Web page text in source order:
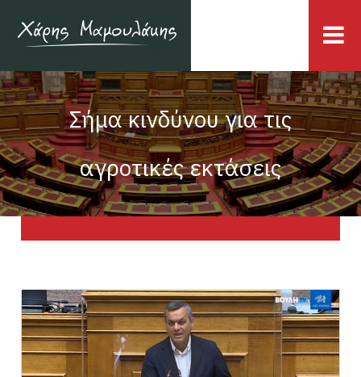
Σήμα κινδύνου για τις
αγροτικές εκτάσεις